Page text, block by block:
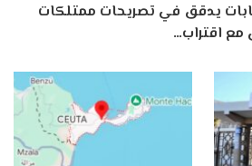
يدقق في تصريحات ممتلكات
مع اقتراب…